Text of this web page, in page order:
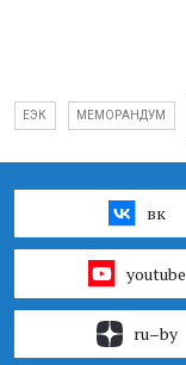
ЕЭК МЕМОРАНДУМ
вк
youtube
ru–by